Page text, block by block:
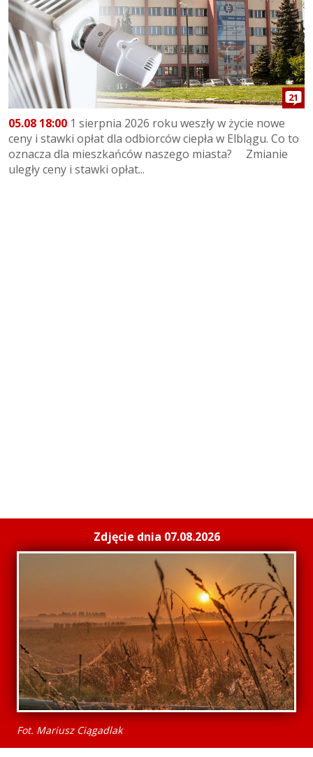
21
05.08 18:00 1 sierpnia 2026 roku weszły w życie nowe
ceny i stawki opłat dla odbiorców ciepła w Elblągu. Co to
oznacza dla mieszkańców naszego miasta? Zmianie
uległy ceny i stawki opłat...
Zdjęcie dnia 07.08.2026
Fot. Mariusz Ciągadlak